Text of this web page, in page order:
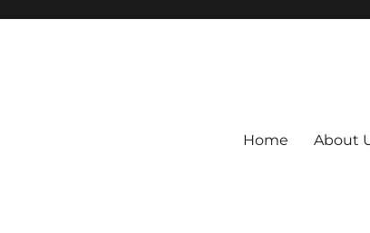
Home About